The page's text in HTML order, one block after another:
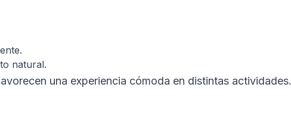
natural.
una experiencia cómoda en distintas actividades.